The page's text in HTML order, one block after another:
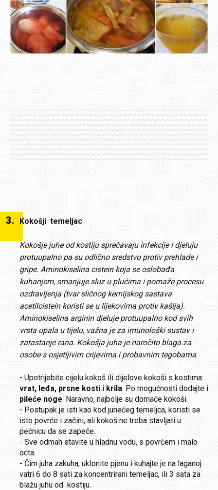
3. Kokošji temeljac
Kokošje juhe od kostiju sprečavaju infekcije i djeluju
protuupalno pa su odlično sredstvo protiv prehlade i
gripe. Aminokiselina cistein koja se oslobađa
kuhanjem, smanjuje sluz u plućima i pomaže procesu
ozdravljenja (tvar sličnog kemijskog sastava
acetilcistein koristi se u lijekovima protiv kašlja).
Aminokiselina arginin djeluje protuupalno kod svih
vrsta upala u tijelu, važna je za imunološki sustav i
zarastanje rana. Kokošja juha je naročito blaga za
osobe s osjetljivim crijevima i probavnim tegobama.
- Upotrijebite cijelu kokoš ili dijelove kokoši s kostima:
vrat, leđa, prsne kosti i krila. Po mogućnosti dodajte i
pileće noge. Naravno, najbolje su domaće kokoši.
- Postupak je isti kao kod junećeg temeljca, koristi se
isto povrće i začini, ali kokoš ne treba stavljati u
pećnicu da se zapeče.
- Sve odmah stavite u hladnu vodu, s povrćem i malo
octa.
- Čim juha zakuha, uklonite pjenu i kuhajte je na laganoj
vatri 6 do 8 sati za koncentrirani temeljac, ili 3 sata za
blažu juhu od kostiju.